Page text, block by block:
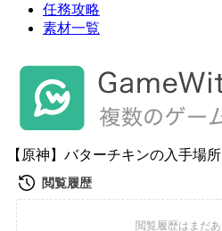
任務攻略
素材一覧
【原神】バターチキンの入手場所